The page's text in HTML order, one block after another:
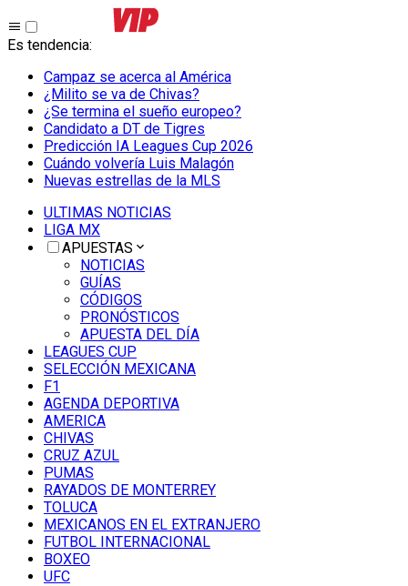
Es tendencia:
Campaz se acerca al América
¿Milito se va de Chivas?
¿Se termina el sueño europeo?
Candidato a DT de Tigres
Predicción IA Leagues Cup 2026
Cuándo volvería Luis Malagón
Nuevas estrellas de la MLS
ULTIMAS NOTICIAS
LIGA MX
APUESTAS
NOTICIAS
GUÍAS
CÓDIGOS
PRONÓSTICOS
APUESTA DEL DÍA
LEAGUES CUP
SELECCIÓN MEXICANA
F1
AGENDA DEPORTIVA
AMERICA
CHIVAS
CRUZ AZUL
PUMAS
RAYADOS DE MONTERREY
TOLUCA
MEXICANOS EN EL EXTRANJERO
FUTBOL INTERNACIONAL
BOXEO
UFC